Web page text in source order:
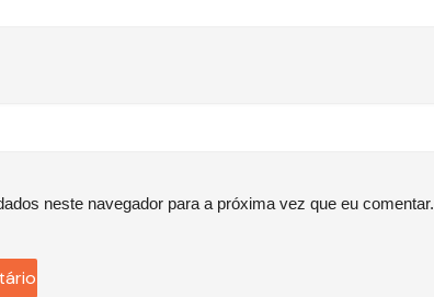
neste navegador para a próxima vez que eu comentar.